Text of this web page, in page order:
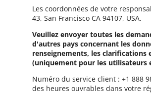
Les coordonnées de votre
43, San Francisco CA 94107, USA.
Veuillez envoyer toutes les
d'autres pays concernant les
renseignements, les
(uniquement pour les utilisateurs
Numéro du service client : +1 888
des heures ouvrables dans votre